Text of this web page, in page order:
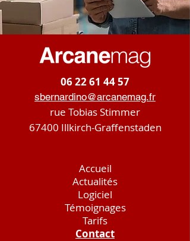
06 22 61 44 57
sbernardino@arcanemag.fr
rue Tobias Stimmer
67400 Illkirch-Graffenstaden
Accueil
Actualités
Logiciel
Témoignages
Tarifs
Contact